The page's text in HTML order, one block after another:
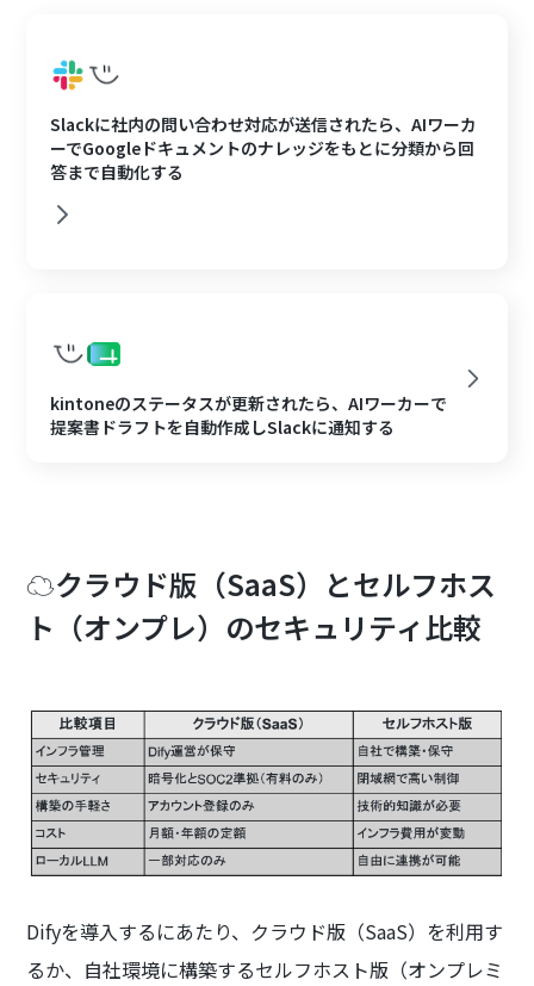
Slackに社内の問い合わせ対応が送信されたら、AIワーカ
ーでGoogleドキュメントのナレッジをもとに分類から回
答まで自動化する
kintoneのステータスが更新されたら、AIワーカーで
提案書ドラフトを自動作成しSlackに通知する
☁️クラウド版（SaaS）とセルフホス
ト（オンプレ）のセキュリティ比較
Difyを導入するにあたり、クラウド版（SaaS）を利用す
るか、自社環境に構築するセルフホスト版（オンプレミ